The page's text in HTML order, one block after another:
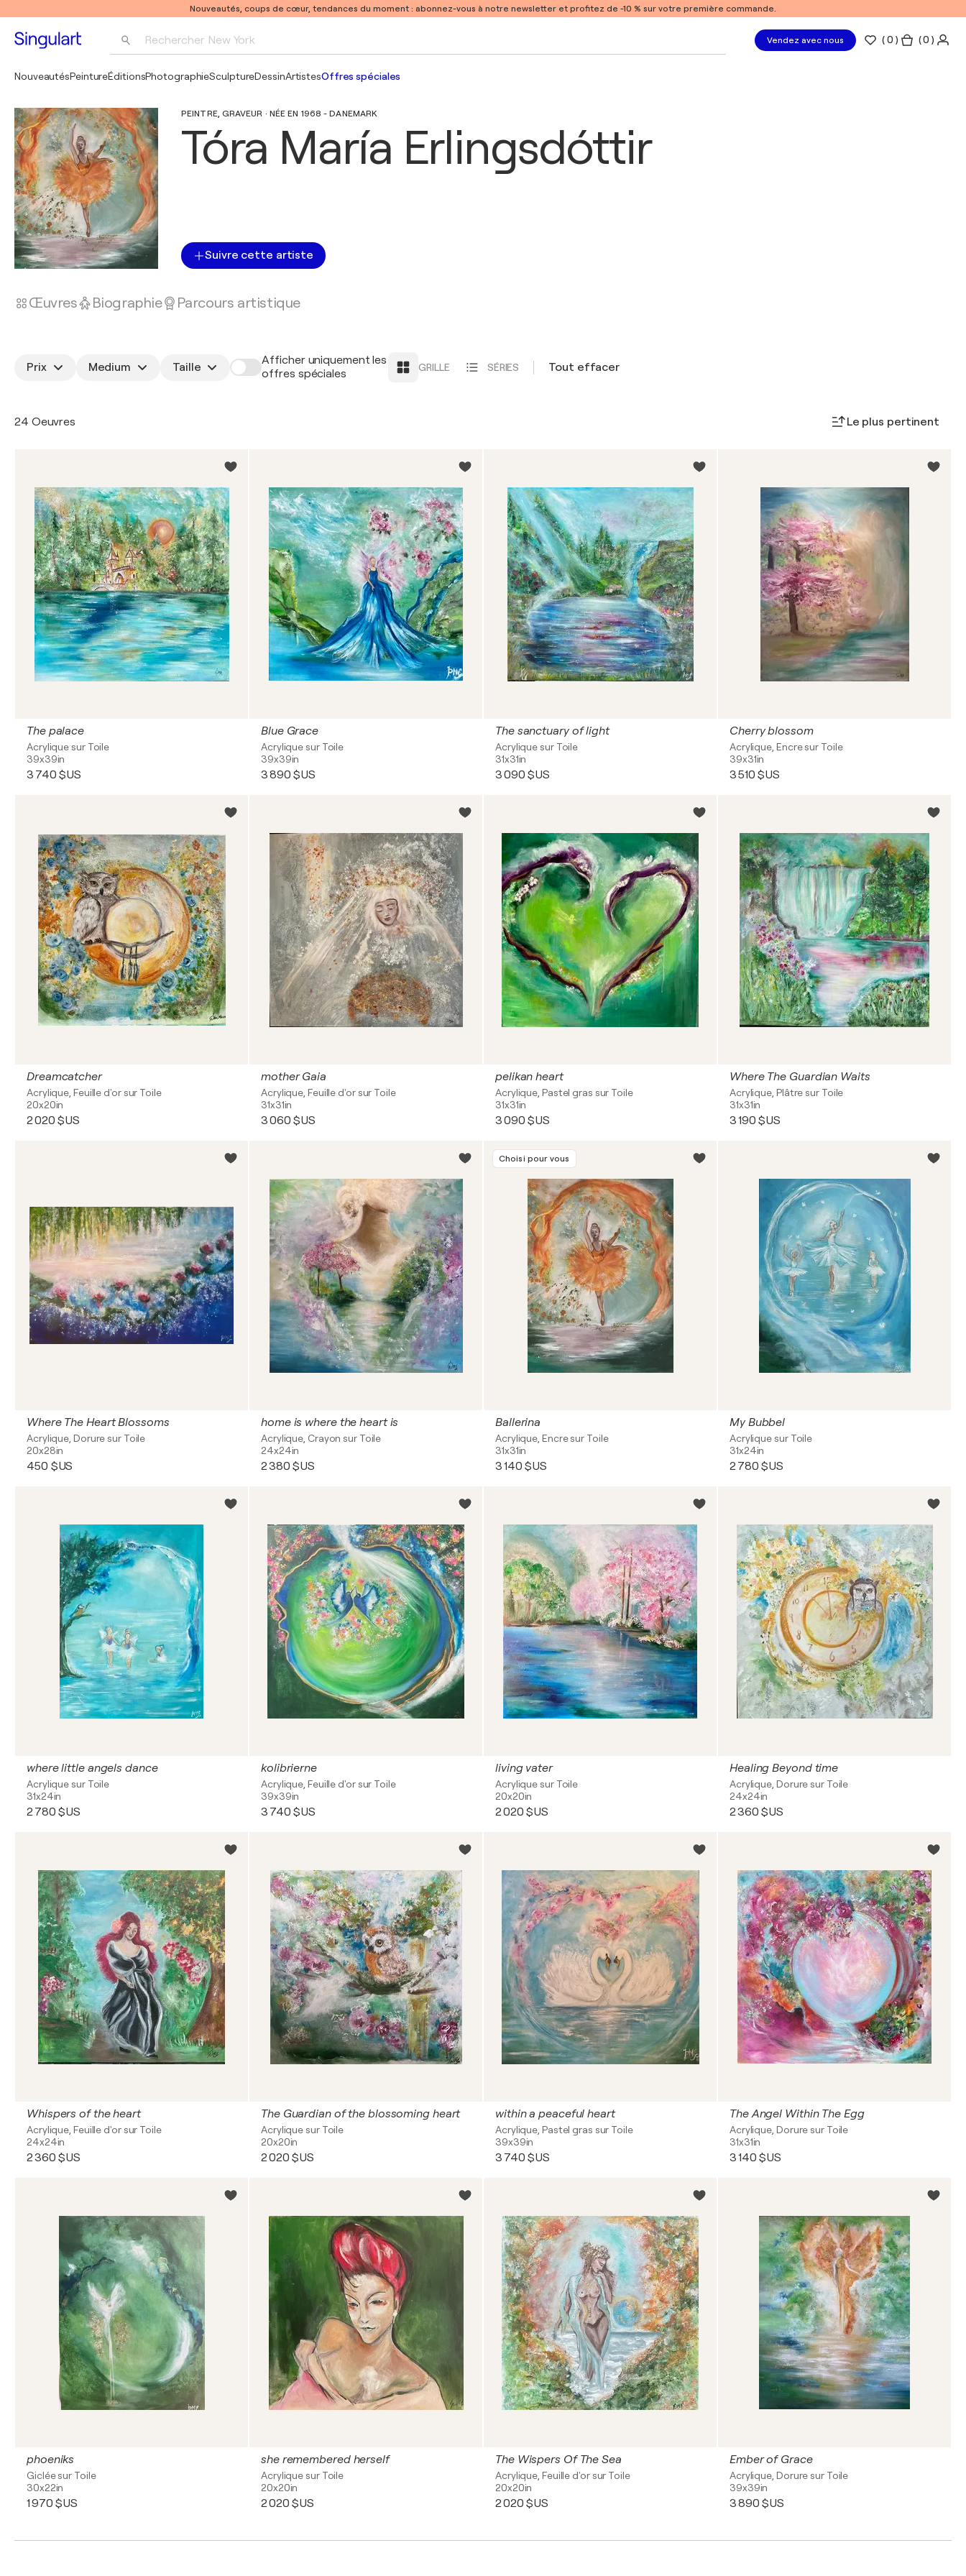
Nouveautés, coups de cœur, tendances du moment : abonnez-vous à notre newsletter et profitez de -10 % sur votre première commande.
Rechercher New York Vendez avec nous (0 ) ( 0 )
NouveautésPeintureÉditionsPhotographieSculptureDessinArtistesOffres spéciales
PEINTRE, GRAVEUR · NÉE EN 1968 - DANEMARK
Tóra María Erlingsdóttir
Suivre cette artiste
Œuvres Biographie Parcours artistique
Prix Medium Taille
Afficher uniquement les
offres spéciales
GRILLE SÉRIES Tout effacer
24 Oeuvres Le plus pertinent
The palace
Acrylique sur Toile
39x39in
3 740 $US
Blue Grace
Acrylique sur Toile
39x39in
3 890 $US
The sanctuary of light
Acrylique sur Toile
31x31in
3 090 $US
Cherry blossom
Acrylique, Encre sur Toile
39x31in
3 510 $US
Dreamcatcher
Acrylique, Feuille d'or sur Toile
20x20in
2 020 $US
mother Gaia
Acrylique, Feuille d'or sur Toile
31x31in
3 060 $US
pelikan heart
Acrylique, Pastel gras sur Toile
31x31in
3 090 $US
Where The Guardian Waits
Acrylique, Plâtre sur Toile
31x31in
3 190 $US
Where The Heart Blossoms
Acrylique, Dorure sur Toile
20x28in
450 $US
home is where the heart is
Acrylique, Crayon sur Toile
24x24in
2 380 $US
Choisi pour vous
Ballerina
Acrylique, Encre sur Toile
31x31in
3 140 $US
My Bubbel
Acrylique sur Toile
31x24in
2 780 $US
where little angels dance
Acrylique sur Toile
31x24in
2 780 $US
kolibrierne
Acrylique, Feuille d'or sur Toile
39x39in
3 740 $US
living vater
Acrylique sur Toile
20x20in
2 020 $US
Healing Beyond time
Acrylique, Dorure sur Toile
24x24in
2 360 $US
Whispers of the heart
Acrylique, Feuille d'or sur Toile
24x24in
2 360 $US
The Guardian of the blossoming heart
Acrylique sur Toile
20x20in
2 020 $US
within a peaceful heart
Acrylique, Pastel gras sur Toile
39x39in
3 740 $US
The Angel Within The Egg
Acrylique, Dorure sur Toile
31x31in
3 140 $US
phoeniks
Giclée sur Toile
30x22in
1 970 $US
she remembered herself
Acrylique sur Toile
20x20in
2 020 $US
The Wispers Of The Sea
Acrylique, Feuille d'or sur Toile
20x20in
2 020 $US
Ember of Grace
Acrylique, Dorure sur Toile
39x39in
3 890 $US